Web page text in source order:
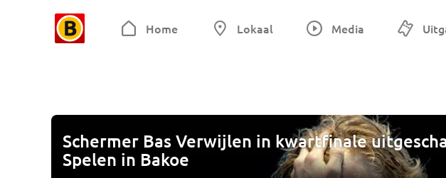
Home Lokaal Media
Schermer Bas Verwijlen in kwartfinale
Spelen in Bakoe